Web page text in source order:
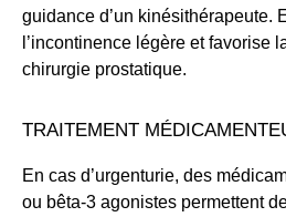
guidance d’un kinésithérapeute.
l’incontinence légère et favorise
chirurgie prostatique.
TRAITEMENT
En cas d’urgenturie, des
ou bêta-3 agonistes permettent